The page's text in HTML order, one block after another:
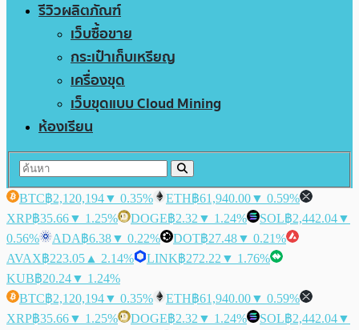
รีวิวผลิตภัณฑ์
เว็บซื้อขาย
กระเป๋าเก็บเหรียญ
เครื่องขุด
เว็บขุดแบบ Cloud Mining
ห้องเรียน
BTC฿2,120,194▼ 0.35% ETH฿61,940.00▼ 0.59%
XRP฿35.66▼ 1.25% DOGE฿2.32 ▼ 1.24% SOL฿2,442.04▼
0.56%
ADA฿6.38▼ 0.22% DOT฿27.48▼ 0.21%
AVAX฿223.05 ▲ 2.14% LINK฿272.22 ▼ 1.76%
KUB฿20.24▼ 1.24%
BTC฿2,120,194▼ 0.35% ETH฿61,940.00▼ 0.59%
XRP฿35.66▼ 1.25% DOGE฿2.32 ▼ 1.24% SOL฿2,442.04▼